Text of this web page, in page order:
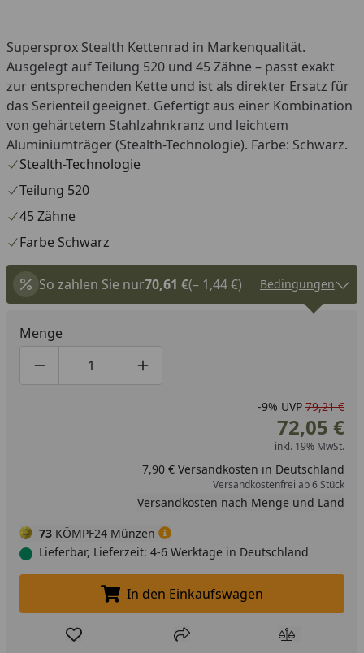
Supersprox Stealth Kettenrad in Markenqualität.
Ausgelegt auf Teilung 520 und 45 Zähne – passt exakt
zur entsprechenden Kette und ist als direkter Ersatz für
das Serienteil geeignet. Gefertigt aus einer Kombination
von gehärtetem Stahlzahnkranz und leichtem
Aluminiumträger (Stealth-Technologie). Farbe: Schwarz.
Stealth-Technologie
Teilung 520
45 Zähne
Farbe Schwarz
So zahlen Sie nur70,61 €(– 1,44 €) Bedingungen
Menge
Produktmenge um eins verringern
Produktmenge manuell eingeben
Produktmenge um eins erhöhen
-9% UVP 79,21 €
72,05 €
inkl. 19% MwSt.
7,90 € Versandkosten in Deutschland
Versandkostenfrei ab 6 Stück
Versandkosten nach Menge und Land
73 KÖMPF24 Münzen
Lieferbar, Lieferzeit: 4-6 Werktage in Deutschland
In den Einkaufswagen legen
In den Einkaufswagen
Produkt zur Wunschliste hinzufügen
Teilen Produkt